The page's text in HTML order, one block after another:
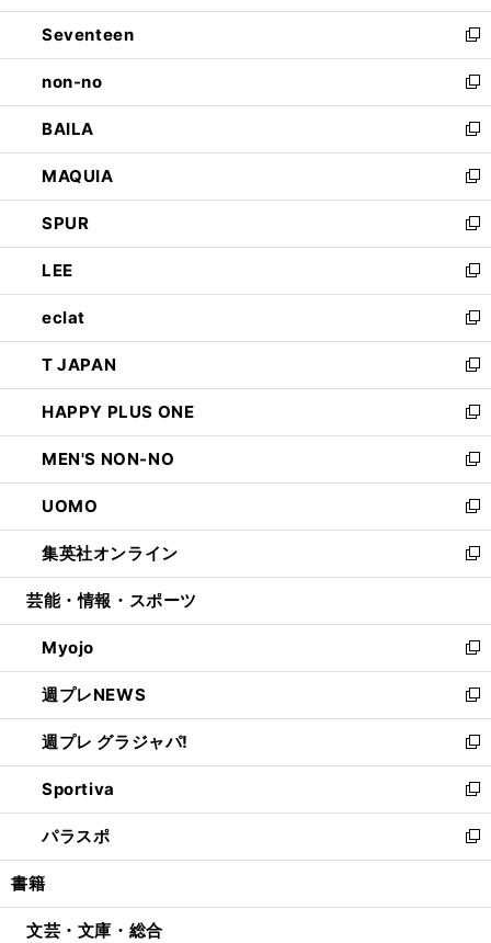
開
く
ウ
で
開
く
ン
ド
ウ
で
開
く
Seventeen
新
し
い
ウ
ィ
ン
ド
ウ
で
開
く
non-no
新
し
い
ウ
ィ
ン
ド
ウ
で
開
く
BAILA
新
し
い
ウ
ィ
ン
ド
ウ
で
開
く
MAQUIA
新
し
い
ウ
ィ
ン
ド
ウ
で
開
く
SPUR
新
し
い
ウ
ィ
ン
ド
ウ
で
開
く
LEE
新
し
い
ウ
ィ
ン
ド
ウ
で
開
く
eclat
新
し
い
ウ
ィ
ン
ド
ウ
で
開
く
T JAPAN
新
し
い
ウ
ィ
ン
ド
ウ
で
開
HAPPY PLUS ONE
新
し
い
ウ
ィ
ン
ド
ウ
開
く
MEN'S NON-NO
新
し
い
ウ
ィ
ン
ウ
で
開
く
UOMO
新
し
い
ウ
ン
ド
ウ
で
開
く
集英社オンライン
新
し
ウ
ィ
ン
ド
ウ
で
開
く
芸能・情報・スポーツ
Myojo
新
し
い
ウ
ィ
ン
ド
ウ
で
開
週プレNEWS
新
し
い
ウ
ィ
ン
ド
ウ
開
週プレ グラジャパ!
新
し
い
ウ
ィ
ン
ウ
Sportiva
新
し
い
ウ
ン
パラスポ
新
し
ウ
書籍
文芸・文庫・総合